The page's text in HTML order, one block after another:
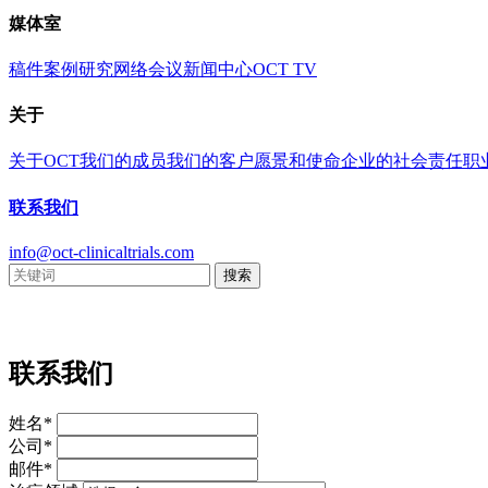
媒体室
稿件案例研究网络会议新闻中心OCT TV
关于
关于OCT我们的成员我们的客户愿景和使命企业的社会责任职
联系我们
info@oct-clinicaltrials.com
联系我们
姓名*
公司*
邮件*